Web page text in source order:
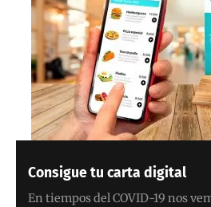
Consigue tu carta digital
En tiempos del COVID-19 nos